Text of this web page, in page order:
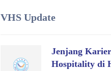
VHS Update
Jenjang Karier
Hospitality di